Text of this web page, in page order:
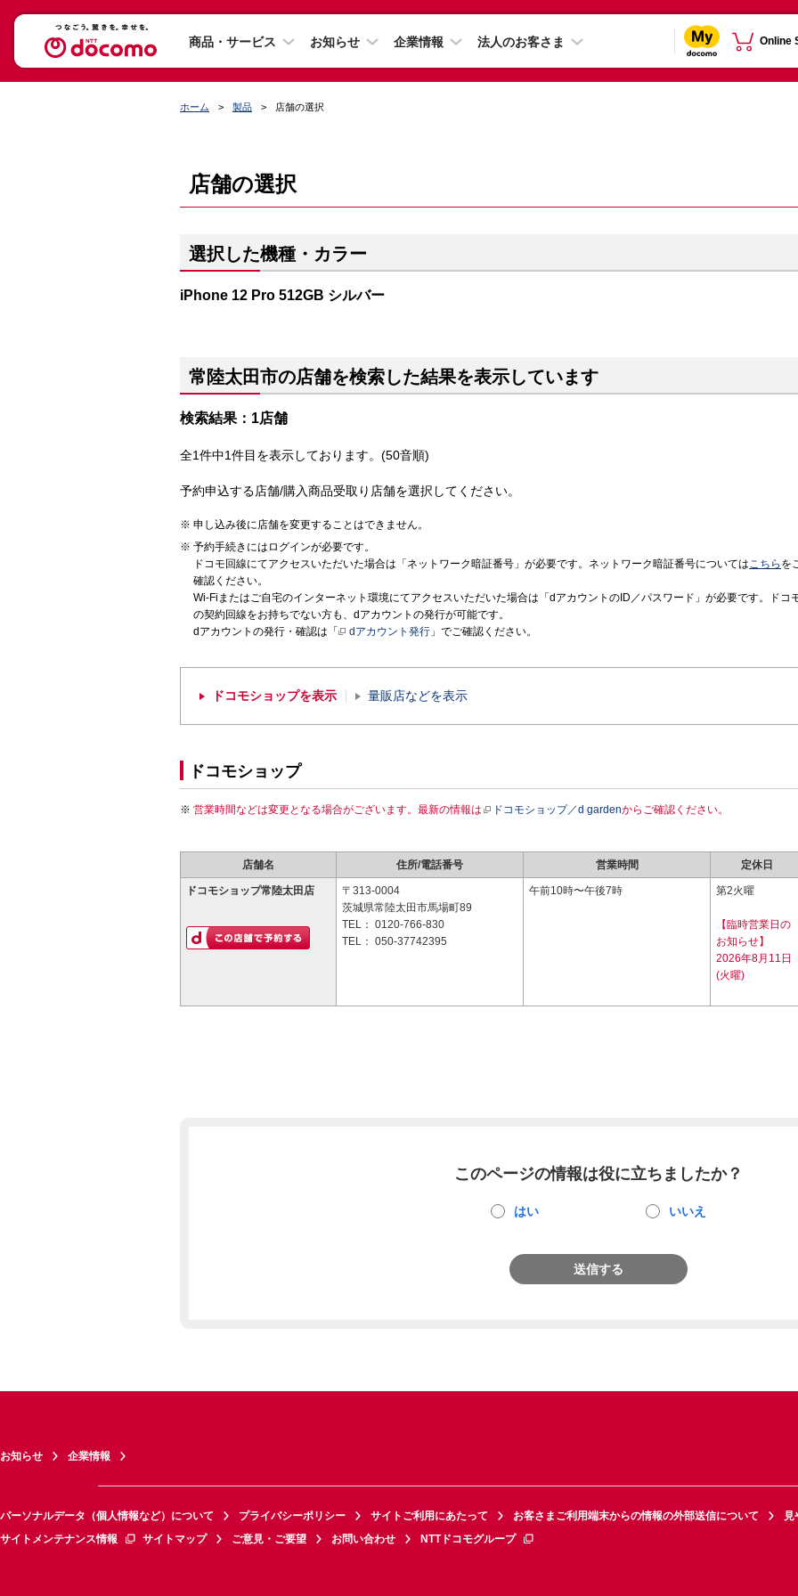
商品・サービス お知らせ 企業情報 法人のお客さま Online
ホーム 製品 店舗の選択
店舗の選択
選択した機種・カラー
iPhone 12 Pro 512GB シルバー
常陸太田市の店舗を検索した結果を表示しています
検索結果：1店舗
全1件中1件目を表示しております。(50音順)
予約申込する店舗/購入商品受取り店舗を選択してください。
申し込み後に店舗を変更することはできません。
予約手続きにはログインが必要です。
ドコモ回線にてアクセスいただいた場合は「ネットワーク暗証番号」が必要です。ネットワーク暗証番号についてはこちら を
確認ください。
Wi-Fiまたはご自宅のインターネット環境にてアクセスいただいた場合は「dアカウントのID／パスワード」が必要です。ドコ
の契約回線をお持ちでない方も、dアカウントの発行が可能です。
dアカウントの発行・確認は「
dアカウント発行 」でご確認ください。
ドコモショップを表示 量販店などを表示
ドコモショップ
営業時間などは変更となる場合がございます。最新の情報は ドコモショップ／d gardenからご確認ください。
店舗名 住所/電話番号 営業時間 定休日
ドコモショップ常陸太田店
〒313-0004
茨城県常陸太田市馬場町89
TEL： 0120-766-830
TEL： 050-37742395
午前10時〜午後7時 第2火曜
【臨時営業日の
お知らせ】
2026年8月11日
(火曜)
このページの情報は役に立ちましたか？
はい いいえ
送信する
お知らせ 企業情報
パーソナルデータ（個人情報など）について プライバシーポリシー サイトご利用にあたって お客さまご利用端末からの情報の外部送信について
見
サイトメンテナンス情報
サイトマップ ご意見・ご要望 お問い合わせ NTTドコモグループ